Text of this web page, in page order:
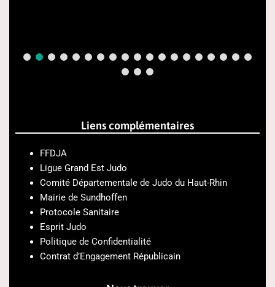
Liens complémentaires
FFDJA
Ligue Grand Est Judo
Comité Départementale de Judo du Haut-Rhin
Mairie de Sundhoffen
Protocole Sanitaire
Esprit Judo
Politique de Confidentialité
Contrat d’Engagement Républicain